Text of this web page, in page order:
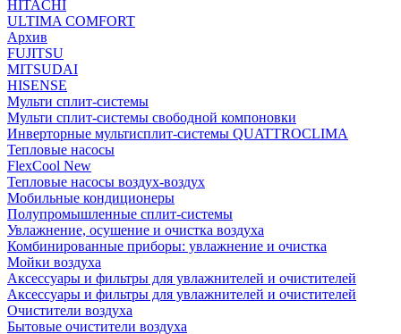
HITACHI
ULTIMA COMFORT
Архив
FUJITSU
MITSUDAI
HISENSE
Мульти сплит-системы
Мульти сплит-системы свободной компоновки
Инверторные мультисплит-системы QUATTROCLIMA
Тепловые насосы
FlexCool New
Тепловые насосы воздух-воздух
Мобильные кондиционеры
Полупромышленные сплит-системы
Увлажнение, осушение и очистка воздуха
Комбинированные приборы: увлажнение и очистка
Мойки воздуха
Аксессуары и фильтры для увлажнителей и очистителей
Аксессуары и фильтры для увлажнителей и очистителей
Очистители воздуха
Бытовые очистители воздуха